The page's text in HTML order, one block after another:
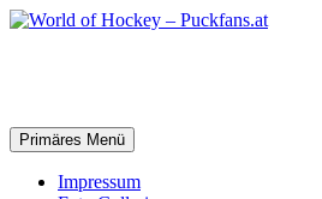
Zum
Suchen
Primäres Menü
Impressum